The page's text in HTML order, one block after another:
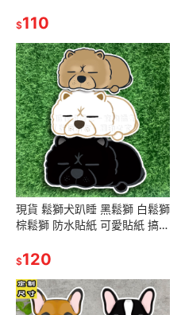
$110
現貨 鬆獅犬趴睡 黑鬆獅 白鬆獅
棕鬆獅 防水貼紙 可愛貼紙 搞怪
$120